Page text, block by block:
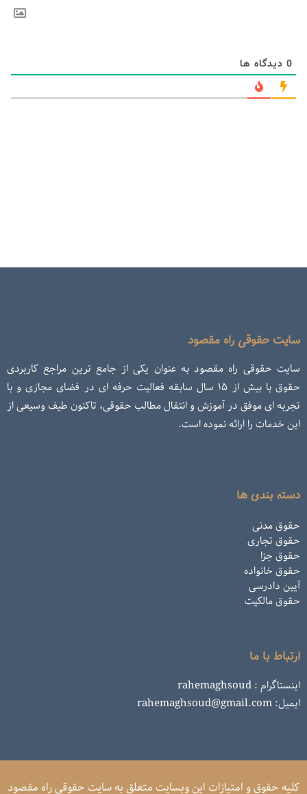
0 دیدگاه ها
سایت حقوقی راه مقصود
سایت حقوقی راه مقصود به عنوان یکی از جامع ترین مراجع کاربردی
حقوق با بیش از ۱۵ سال سابقه فعالیت حرفه ای در فضای مجازی و با
تجربه ای موفق در آموزش و انتقال مطالب حقوقی، تاکنون طیف وسیعی از
این خدمات را ارائه نموده است.
دسته بندی ها
حقوق مدنی
حقوق تجاری
حقوق جزا
حقوق خانواده
آیین دادرسی
حقوق مالکیت
ارتباط با ما
اینستاگرام : rahemaghsoud
ایمیل: rahemaghsoud@gmail.com
کلیه حقوق و امتیازات این وبسایت متعلق به سایت حقوقی راه مقصود